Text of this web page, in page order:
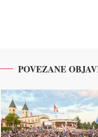
POVEZANE